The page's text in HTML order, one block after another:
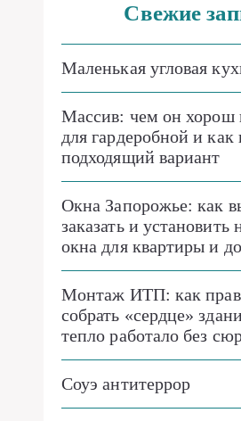
Свежие
Маленькая угловая
Массив: чем он хорош
для гардеробной и как
подходящий вариант
Окна Запорожье: как
заказать и
окна для квартиры и
Монтаж ИТП: как
собрать «сердце»
тепло работало без
Соуэ антитеррор